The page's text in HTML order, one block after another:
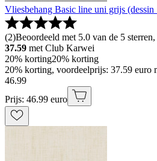
Vliesbehang Basic line uni grijs (dessin
(2)Beoordeeld met 5.0 van de 5
37.59 met Club Karwei
20% korting20% korting
20% korting, voordeelprijs: 37.59 euro
46.99
Prijs: 46.99 euro